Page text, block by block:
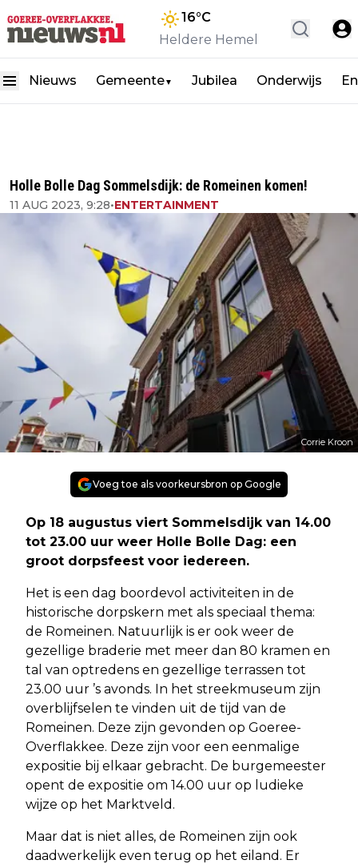
16°C
Heldere Hemel
Nieuws Gemeente▼ Jubilea Onderwijs
Holle Bolle Dag Sommelsdijk: de Romeinen komen!
11 AUG 2023, 9:28•ENTERTAINMENT
Corrie Kroon
Voeg toe als voorkeursbron op Google
Op 18 augustus viert Sommelsdijk van 14.00
tot 23.00 uur weer Holle Bolle Dag: een
groot dorpsfeest voor iedereen.
Het is een dag boordevol activiteiten in de
historische dorpskern met als speciaal thema:
de Romeinen. Natuurlijk is er ook weer de
gezellige braderie met meer dan 80 kramen en
tal van optredens en gezellige terrassen tot
23.00 uur ’s avonds. In het streekmuseum zijn
overblijfselen te vinden uit de tijd van de
Romeinen. Deze zijn gevonden op Goeree-
Overflakkee. Deze zijn voor een eenmalige
expositie bij elkaar gebracht. De burgemeester
opent de expositie om 14.00 uur op ludieke
wijze op het Marktveld.
Maar dat is niet alles, de Romeinen zijn ook
daadwerkelijk even terug op het eiland. Er